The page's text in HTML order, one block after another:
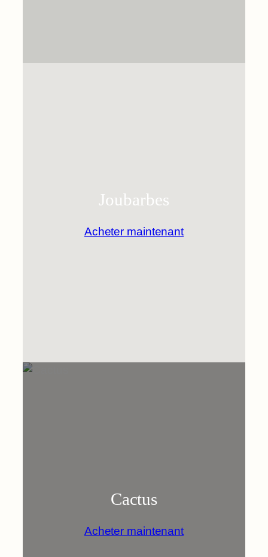
Joubarbes
Acheter maintenant
Cactus
Acheter maintenant